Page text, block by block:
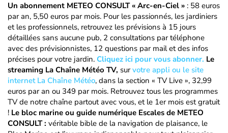
Un abonnement METEO CONSULT « Arc-en-Ciel » : 58 euros
par an, 5,50 euros par mois. Pour les passionnés, les jardiniers
et les professionnels, retrouvez les prévisions à 15 jours
détaillées sans aucune pub, 2 consultations par téléphone
avec des prévisionnistes, 12 questions par mail et des infos
précises pour votre jardin. Cliquez ici pour vous abonner. Le
streaming La Chaîne Météo TV, survotre appli ou le site
internet La Chaîne Météo, dans la section « TV Live », 32,99
euros par an ou 349 par mois. Retrouvez tous les programmes
TV de notre chaîne partout avec vous, et le 1er mois est gratuit
! Le bloc marine ou guide numérique Escales de METEO
CONSULT : véritable bible de la navigation de plaisance, le